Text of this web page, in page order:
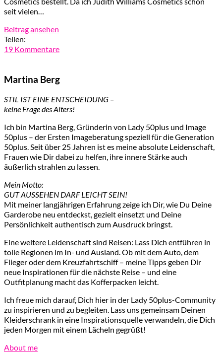
seit vielen…
Beitrag ansehen
Teilen:
19 Kommentare
Martina Berg
STIL IST EINE ENTSCHEIDUNG –
keine Frage des Alters!
Ich bin Martina Berg, Gründerin von Lady 50plus und Image
50plus – der Ersten Imageberatung speziell für die Generation
50plus. Seit über 25 Jahren ist es meine absolute Leidenschaft,
Frauen wie Dir dabei zu helfen, ihre innere Stärke auch
äußerlich strahlen zu lassen.
Mein Motto:
GUT AUSSEHEN DARF LEICHT SEIN!
Mit meiner langjährigen Erfahrung zeige ich Dir, wie Du Deine
Garderobe neu entdeckst, gezielt einsetzt und Deine
Persönlichkeit authentisch zum Ausdruck bringst.
Eine weitere Leidenschaft sind Reisen: Lass Dich entführen in
tolle Regionen im In- und Ausland. Ob mit dem Auto, dem
Flieger oder dem Kreuzfahrtschiff – meine Tipps geben Dir
neue Inspirationen für die nächste Reise – und eine
Outfitplanung macht das Kofferpacken leicht.
Ich freue mich darauf, Dich hier in der Lady 50plus-Community
zu inspirieren und zu begleiten. Lass uns gemeinsam Deinen
Kleiderschrank in eine Inspirationsquelle verwandeln, die Dich
jeden Morgen mit einem Lächeln gegrüßt!
About me